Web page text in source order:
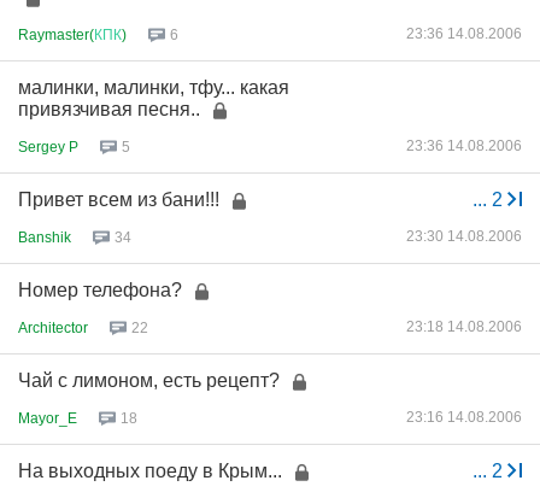
Raymaster(КПК) 6 23:36 14.08.2006
малинки, малинки, тфу... какая
привязчивая песня..
Sergey P 5 23:36 14.08.2006
... 2
Привет всем из бани!!!
Banshik 34 23:30 14.08.2006
Номер телефона?
Architector 22 23:18 14.08.2006
Чай с лимоном, есть рецепт?
Mayor_E 18 23:16 14.08.2006
... 2
На выходных поеду в Крым...